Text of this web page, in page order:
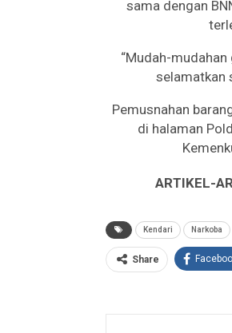
sama dengan
“Mudah-
selamatkan
Pemusnahan
di halaman
ARTIKEL-
Kendari Narkoba
Share